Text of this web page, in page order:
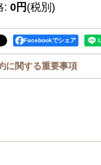
: 0円(税別)
Facebookでシェア
に関する重要事項